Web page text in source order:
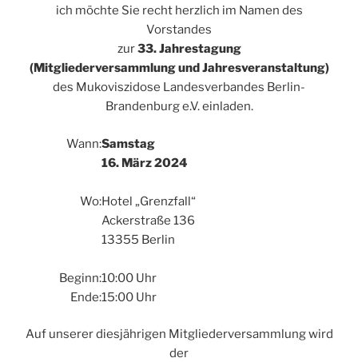
ich möchte Sie recht herzlich im Namen des
Vorstandes
zur33. Jahrestagung
(Mitgliederversammlung und Jahresveranstaltung)
des Mukoviszidose Landesverbandes Berlin-
Brandenburg e.V. einladen.
Wann:
Wo:
Beginn:
Ende:
Samstag
16. März 2024
Hotel „Grenzfall“
Ackerstraße 136
13355 Berlin
10:00 Uhr
15:00 Uhr
Auf unserer diesjährigen Mitgliederversammlung wird
der